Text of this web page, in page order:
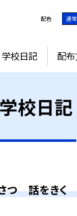
配色 通常
学校日記 配
学校日記
つ 話をき